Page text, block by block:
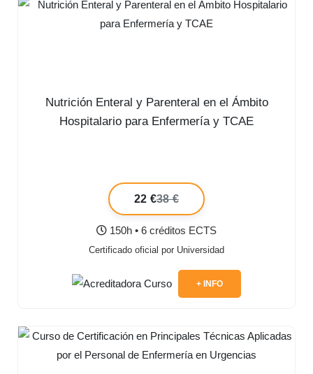
Nutrición Enteral y Parenteral en el Ámbito
Hospitalario para Enfermería y TCAE
22 €38 €
150h • 6 créditos ECTS
Certificado oficial por Universidad
+ INFO